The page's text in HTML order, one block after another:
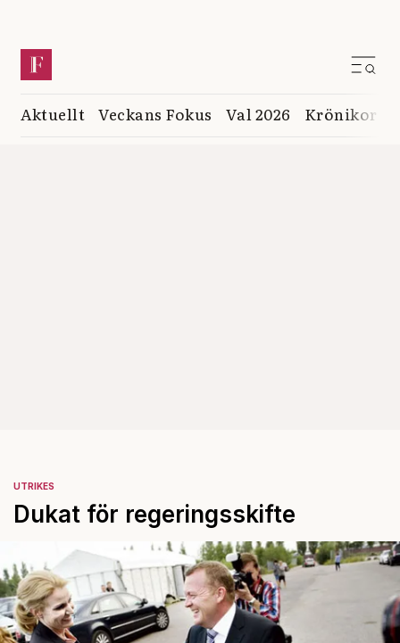
Aktuellt Veckans Fokus Val 2026 Krönikor
UTRIKES
Dukat för regeringsskifte